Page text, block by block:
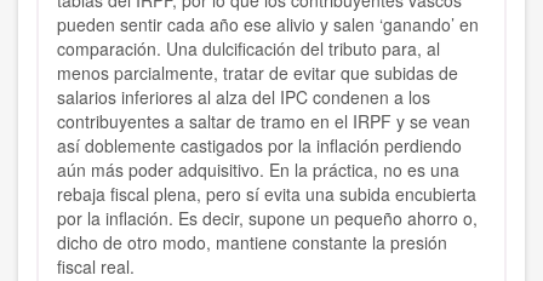
pueden sentir cada año ese alivio y salen ‘ganando’ en
comparación. Una dulcificación del tributo para, al
menos parcialmente, tratar de evitar que subidas de
salarios inferiores al alza del IPC condenen a los
contribuyentes a saltar de tramo en el IRPF y se vean
así doblemente castigados por la inflación perdiendo
aún más poder adquisitivo. En la práctica, no es una
rebaja fiscal plena, pero sí evita una subida encubierta
por la inflación. Es decir, supone un pequeño ahorro o,
dicho de otro modo, mantiene constante la presión
fiscal real.